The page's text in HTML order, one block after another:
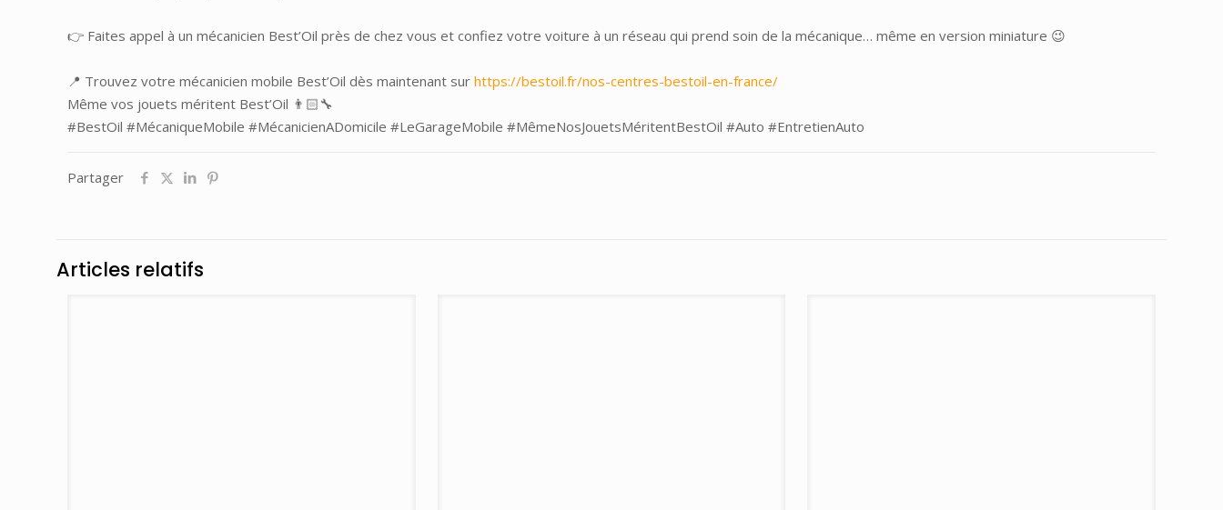
👉 Faites appel à un mécanicien Best’Oil près de chez vous et confiez votre voiture à un réseau qui prend soin de la mécanique… même en version miniature 😉
📍 Trouvez votre mécanicien mobile Best’Oil dès maintenant surhttps://bestoil.fr/nos-centres-bestoil-en-france/
Même vos jouets méritent Best’Oil 👨🏻‍🔧
#BestOil #MécaniqueMobile #MécanicienADomicile #LeGarageMobile #MêmeNosJouetsMéritentBestOil #Auto #EntretienAuto
Partager
Articles relatifs